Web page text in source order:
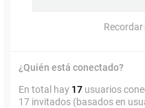
Recordar
¿Quién está conectado?
En total hay 17 usuarios
17 invitados (basados en